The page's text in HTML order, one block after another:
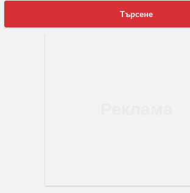
Търсене